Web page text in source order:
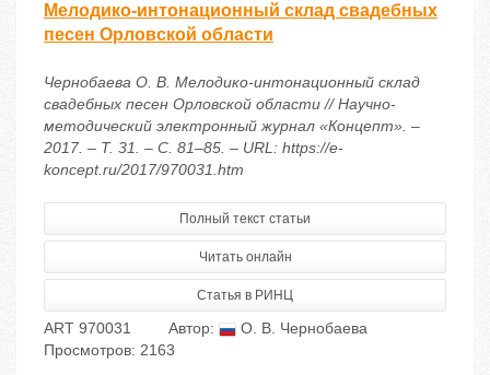
Мелодико-интонационный склад свадебных
песен Орловской области
Чернобаева О. В. Мелодико-интонационный склад
свадебных песен Орловской области // Научно-
методический электронный журнал «Концепт». –
2017. – Т. 31. – С. 81–85. – URL: https://e-
koncept.ru/2017/970031.htm
Полный текст статьи
Читать онлайн
Статья в РИНЦ
ART 970031 Автор:
О. В. Чернобаева
Просмотров: 2163